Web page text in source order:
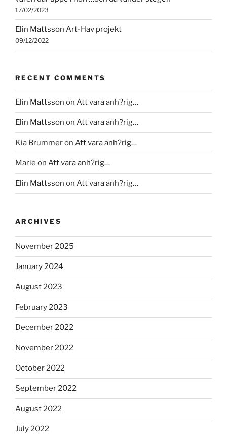
17/02/2023
Elin Mattsson Art-Hav projekt
09/12/2022
RECENT COMMENTS
Elin Mattsson on Att vara anh?rig…
Elin Mattsson on Att vara anh?rig…
Kia Brummeron Att vara anh?rig…
Marie on Att vara anh?rig…
Elin Mattsson on Att vara anh?rig…
ARCHIVES
November 2025
January 2024
August 2023
February 2023
December 2022
November 2022
October 2022
September 2022
August 2022
July 2022